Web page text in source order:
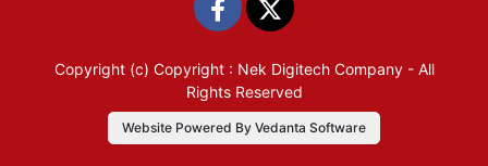
Copyright (c) Copyright : Nek Digitech Company- All
Rights Reserved
Website Powered By Vedanta Software